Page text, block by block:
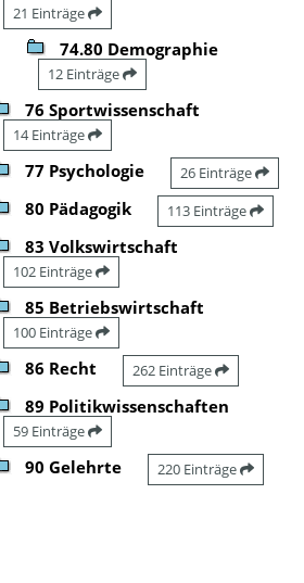
21 Einträge
74.80 Demographie
12 Einträge
76 Sportwissenschaft
14 Einträge
77 Psychologie 26 Einträge
80 Pädagogik 113 Einträge
83 Volkswirtschaft
102 Einträge
85 Betriebswirtschaft
100 Einträge
86 Recht 262 Einträge
89 Politikwissenschaften
59 Einträge
90 Gelehrte 220 Einträge